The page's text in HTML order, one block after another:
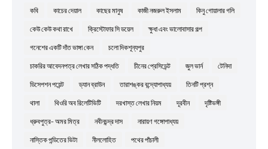
কবি কাচের দেয়াল কাছের মানুষ কাজী নজরুল ইসলাম কিনু গোয়ালার গলি
কেউ কেউ কথা রাখে ক্রিস্টোফার সি ডয়েল ক্ষুধা এবং ভালোবাসার গল্প
গনেশের একটি দাঁত ভাঙ্গা কেন চলো দিকশূন্যপুর
চাকরির আবেদনপত্র লেখার সঠিক পদ্ধতি চীনের প্রেসিডেন্ট জুল ভার্ন টেনিদা
ডিসেপশন পয়েন্ট ড্যান ব্রাউন তারাশঙ্কর বন্দ্যোপাধ্যয় তিনটি প্রশ্ন
থালা থিওরি অব রিলেটিভিটি দরখাস্ত লেখার নিয়ম দূরবীন দৃষ্টিভঙ্গী
ধ্রুবপুত্র- অমর মিত্র নবীনচন্দ্র দাস নারায়ণ গঙ্গোপাধ্যয়
নাস্তিক পন্ডিতের ভিটা নীললোহিত পথের পাঁচালী